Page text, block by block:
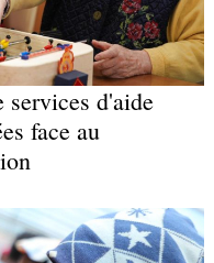
d'aide
face au